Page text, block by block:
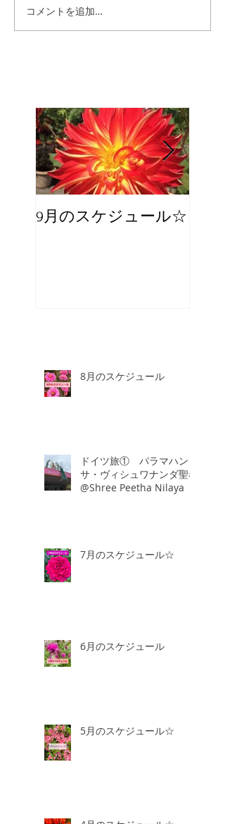
コメントを追加…
9月のスケジュール☆
8月のスケジュール
ドイツ旅① パラマハン
サ・ヴィシュワナンダ聖者
@Shree Peetha Nilaya
7月のスケジュール☆
6月のスケジュール
5月のスケジュール☆